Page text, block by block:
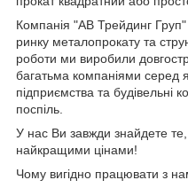
Компанія "АВ Трейдинг
ринку металопрокату та
роботи ми виробили
багатьма компаніями серед
підприємства та будівельні
поспіль.
У нас Ви завжди знайдете
найкращими цінами!
Чому вигідно працювати з